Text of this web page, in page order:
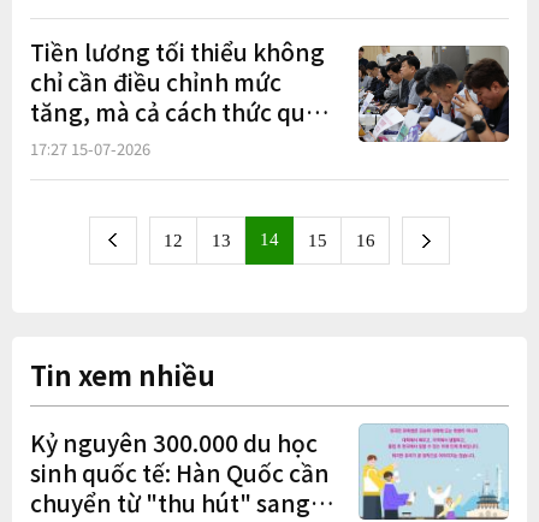
Tiền lương tối thiểu không
chỉ cần điều chỉnh mức
tăng, mà cả cách thức quyết
định cũng cần được cải cách
17:27 15-07-2026
previous 12 13 14 15 16 next
Tin xem nhiều
Kỷ nguyên 300.000 du học
sinh quốc tế: Hàn Quốc cần
chuyển từ "thu hút" sang